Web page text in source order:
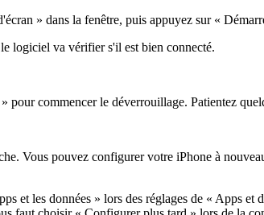
» dans la fenêtre, puis appuyez sur «
logiciel va vérifier s'il est bien connecté.
commencer le déverrouillage. Patientez
Vous pouvez configurer votre iPhone à
et les données » lors des réglages de « Apps et